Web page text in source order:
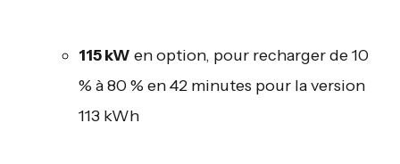
115 kW en option, pour recharger de 10
% à 80 % en 42 minutes pour la version
113 kWh